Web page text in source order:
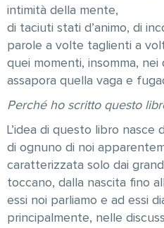
intimità della mente,
di taciuti stati d’animo, di
parole a volte taglienti a
quei momenti, insomma, nei
assapora quella vaga e
Perché ho scritto questo
L’idea di questo libro nasce
di ognuno di noi
caratterizzata solo dai
toccano, dalla nascita fino
essi noi parliamo e ad essi
principalmente, nelle